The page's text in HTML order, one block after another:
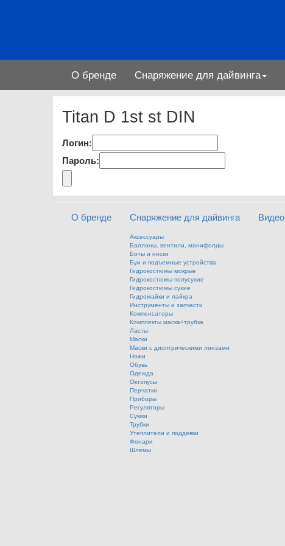
О бренде Снаряжение для дайвинга
Titan D 1st st DIN
Логин:
Пароль:
О бренде Снаряжение для дайвинга
Аксессуары
Баллоны, вентили, манифолды
Боты и носки
Буи и подъемные устройства
Гидрокостюмы мокрые
Гидрокостюмы полусухие
Гидрокостюмы сухие
Гидромайки и лайкра
Инструменты и запчасти
Компенсаторы
Комплекты маска+трубка
Ласты
Маски
Маски с диоптрическими линзами
Ножи
Обувь
Одежда
Октопусы
Перчатки
Приборы
Регуляторы
Сумки
Трубки
Утеплители и поддевки
Фонари
Шлемы
Видео